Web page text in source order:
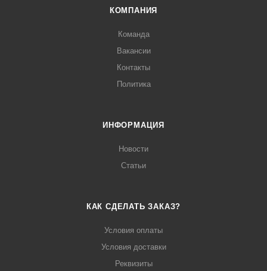
КОМПАНИЯ
Команда
Вакансии
Контакты
Политика
ИНФОРМАЦИЯ
Новости
Статьи
КАК СДЕЛАТЬ ЗАКАЗ?
Условия оплаты
Условия доставки
Реквизиты